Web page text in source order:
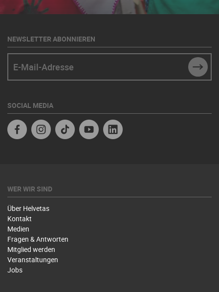
NEWSLETTER ABONNIEREN
SOCIAL MEDIA
FacebookInstagramTikTok Youtube
WER WIR SIND
Über Helvetas
Kontakt
Medien
Fragen & Antworten
Mitglied werden
Veranstaltungen
Jobs